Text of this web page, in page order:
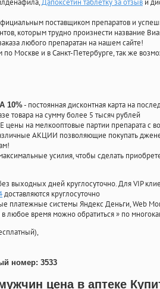
,Дапоксетин таблетку за отзыв и
поставщиком препаратов и
которым трудно произнести название
любого препаратан на нашем сайте!
по Москве и в Санкт-Петербурге, так же
10%- постоянная дисконтная карта на
товара на сумму более 5 тысяч рублей
на мелкооптовые партии препарата с
АКЦИИ позволяющие покупать
усилия, чтобы сделать
выходных дней круглосуточно. Для VIP
доставляются круглосуточно
платежные системы Яндекс Деньги, Web
в любое время можно обратиться» по
номер: 3533
цена в аптеке